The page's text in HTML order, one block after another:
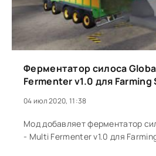
Ферментатор силоса
Fermenter v1.0 для
04 июл 2020, 11:38
Мод добавляет ферментатор
- Multi Fermenter v1.0 для